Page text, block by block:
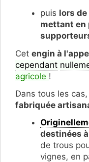
puis lors
mettant en
Cet engin à
cependant
agricole !
Dans tous les
fabriquée
destinées
de trous
vignes, en